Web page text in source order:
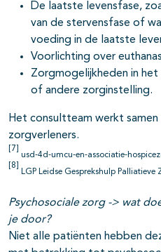
De laatste levensfase,
van de stervensfase of
voeding in de laatste
Voorlichting over
Zorgmogelijkheden in het
of andere zorginstelling.
Het consultteam werkt
zorgverleners.
[7]
usd-4d-umcu-en-associatie-
[8]
LGP Leidse Gesprekshulp
Psychosociale zorg -> wat
je door?
Niet alle patiënten hebben